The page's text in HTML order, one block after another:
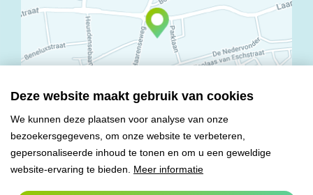
Deze website maakt gebruik van cookies
We kunnen deze plaatsen voor analyse van onze
bezoekersgegevens, om onze website te verbeteren,
gepersonaliseerde inhoud te tonen en om u een geweldige
website-ervaring te bieden. Meer informatie
© Copyright 2026 Mareco Sweet Creations BV
Alle rechten voorbehouden